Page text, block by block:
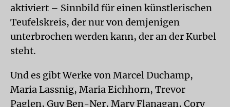
aktiviert – Sinnbild für einen künstlerischen
Teufelskreis, der nur von demjenigen
unterbrochen werden kann, der an der Kurbel
steht.
Und es gibt Werke von Marcel Duchamp,
Maria Lassnig, Maria Eichhorn, Trevor
Paglen, Guy Ben-Ner, Mary Flanagan, Cory